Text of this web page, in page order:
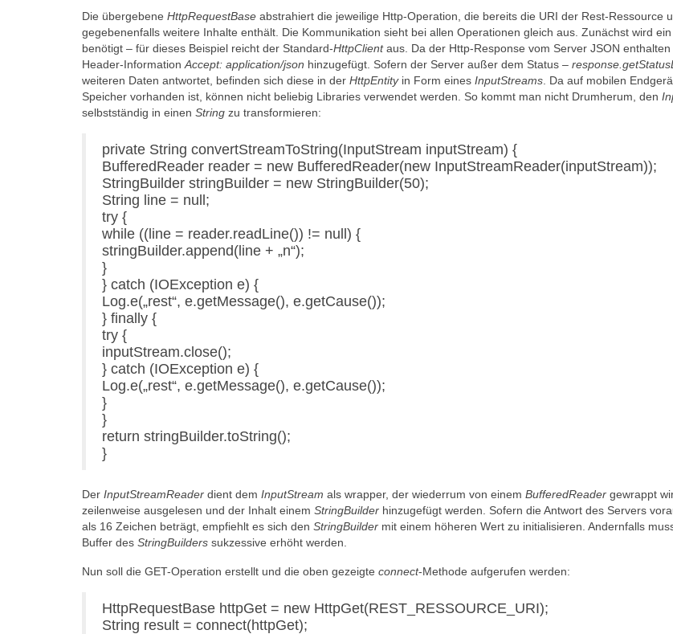
Die übergebene HttpRequestBase abstrahiert die jeweilige Http-Operation, die bereits die URI der Rest-Ressource
gegebenenfalls weitere Inhalte enthält. Die Kommunikation sieht bei allen Operationen gleich aus. Zunächst wird ein
benötigt – für dieses Beispiel reicht der Standard-HttpClientaus. Da der Http-Response vom Server JSON enthalten
Header-Information Accept: application/json hinzugefügt. Sofern der Server außer dem Status –
weiteren Daten antwortet, befinden sich diese in der HttpEntityin Form eines InputStreams . Da auf mobilen
Speicher vorhanden ist, können nicht beliebig Libraries verwendet werden. So kommt man nicht Drumherum, den
selbstständig in einen String zu transformieren:
private String convertStreamToString(InputStream inputStream) {
BufferedReader reader = new BufferedReader(new InputStreamReader(inputStream));
StringBuilder stringBuilder = new StringBuilder(50);
String line = null;
try {
while ((line = reader.readLine()) != null) {
stringBuilder.append(line + „n“);
}
} catch (IOException e) {
Log.e(„rest“, e.getMessage(), e.getCause());
} finally {
try {
inputStream.close();
} catch (IOException e) {
Log.e(„rest“, e.getMessage(), e.getCause());
}
}
return stringBuilder.toString();
}
Der InputStreamReader dient dem InputStream als wrapper, der wiederrum von einem BufferedReader gewrappt
zeilenweise ausgelesen und der Inhalt einem StringBuilder hinzugefügt werden. Sofern die Antwort des Servers
als 16 Zeichen beträgt, empfiehlt es sich den StringBuilder mit einem höheren Wert zu initialisieren. Andernfalls
Buffer des StringBuilders sukzessive erhöht werden.
Nun soll die GET-Operation erstellt und die oben gezeigte connect-Methode aufgerufen werden:
HttpRequestBase httpGet = new HttpGet(REST_RESSOURCE_URI);
String result = connect(httpGet);